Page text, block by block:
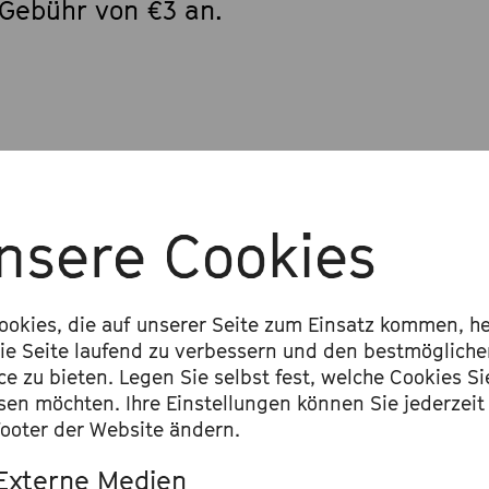
Cookies
die auf unserer Seite zum Einsatz kommen,
Seite laufend zu verbessern und den
zu bieten. Legen Sie selbst fest, welche Cookies
möchten. Ihre Einstellungen können Sie
der Website ändern.
Medien
von €3 an.
für Rollstuhlnutzende sind über alle
außer in unserem Webshop
per E-Mail an
erhält freien Eintritt,
Dieses ist über alle Verkaufswege